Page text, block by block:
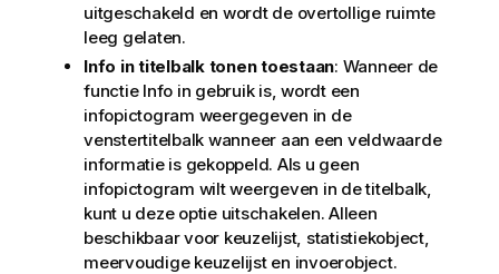
uitgeschakeld en wordt de overtollige ruimte
leeg gelaten.
Info in titelbalk tonen toestaan: Wanneer de
functie Info in gebruik is, wordt een
infopictogram weergegeven in de
venstertitelbalk wanneer aan een veldwaarde
informatie is gekoppeld. Als u geen
infopictogram wilt weergeven in de titelbalk,
kunt u deze optie uitschakelen. Alleen
beschikbaar voor keuzelijst, statistiekobject,
meervoudige keuzelijst en invoerobject.